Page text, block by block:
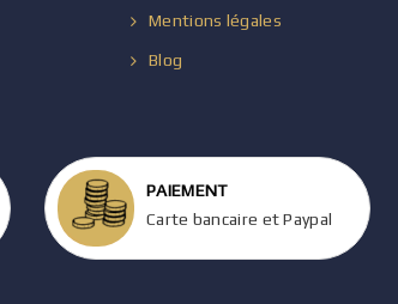
Mentions légales
Blog
PAIEMENT
Carte bancaire et Paypal